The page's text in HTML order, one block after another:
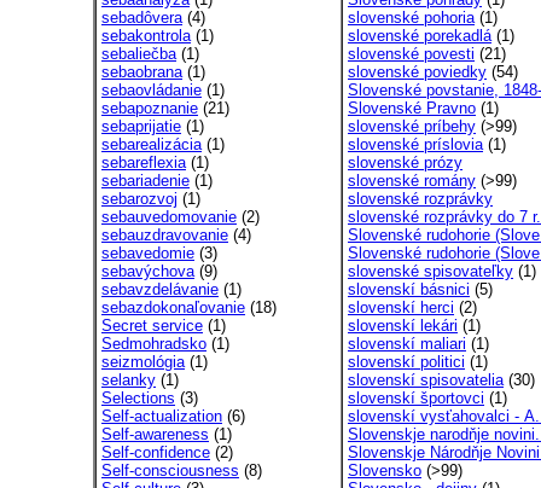
sebadôvera(4)
sebakontrola(1)
sebaliečba(1)
sebaobrana(1)
sebaovládanie (1)
sebapoznanie (21)
sebaprijatie (1)
sebarealizácia(1)
sebareflexia(1)
sebariadenie (1)
sebarozvoj (1)
sebauvedomovanie (2)
sebauzdravovanie (4)
sebavedomie (3)
sebavýchova(9)
sebavzdelávanie (1)
sebazdokonaľovanie (18)
Secret service (1)
Sedmohradsko (1)
seizmológia(1)
selanky (1)
Selections (3)
Self-actualization (6)
Self-awareness (1)
Self-confidence (2)
Self-consciousness (8)
slovenské pohoria(1)
slovenské porekadlá(1)
slovenské povesti (21)
slovenské poviedky (54)
Slovenské povstanie,
Slovenské Pravno (1)
slovenské príbehy (>99)
slovenské príslovia(1)
slovenské prózy
slovenské romány (>99)
slovenské rozprávky
slovenské rozprávky do 7 r.
Slovenské rudohorie
Slovenské rudohorie
slovenské spisovateľky (1)
slovenskí básnici (5)
slovenskí herci (2)
slovenskí lekári (1)
slovenskí maliari (1)
slovenskí politici (1)
slovenskí spisovatelia(30)
slovenskí športovci (1)
slovenskí vysťahovalci -
Slovenskje narodňje
Slovenskje Národňje
Slovensko (>99)